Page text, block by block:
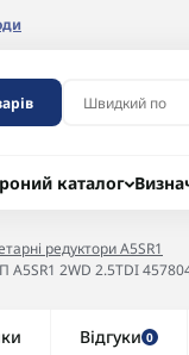
каталог
редуктори A5SR1
2WD 2.5TDI
Відгуки 0